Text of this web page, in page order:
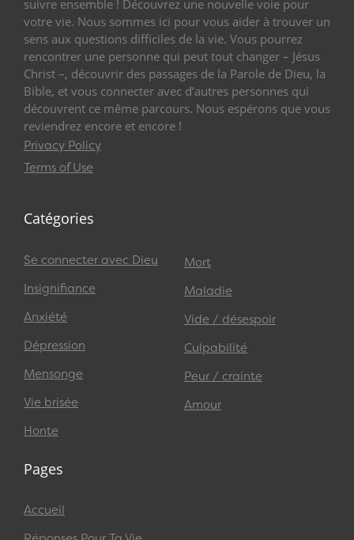
suivre ensemble ! Découvrez une nouvelle voie pour
votre vie. Nous sommes ici pour vous aider à trouver un
sens aux questions difficiles de la vie. Vous pourrez
rencontrer une personne qui peut tout changer – Jésus
Christ –, découvrir des passages de la Parole de Dieu, la
Bible, et vous connecter avec d’autres personnes qui
découvrent ce même parcours. Nous espérons que vous
reviendrez encore et encore !
Privacy Policy
Terms of Use
Catégories
Se connecter avec Dieu
Insignifiance
Anxiété
Dépression
Mensonge
Vie brisée
Honte
Mort
Maladie
Vide / désespoir
Culpabilité
Peur / crainte
Amour
Pages
Accueil